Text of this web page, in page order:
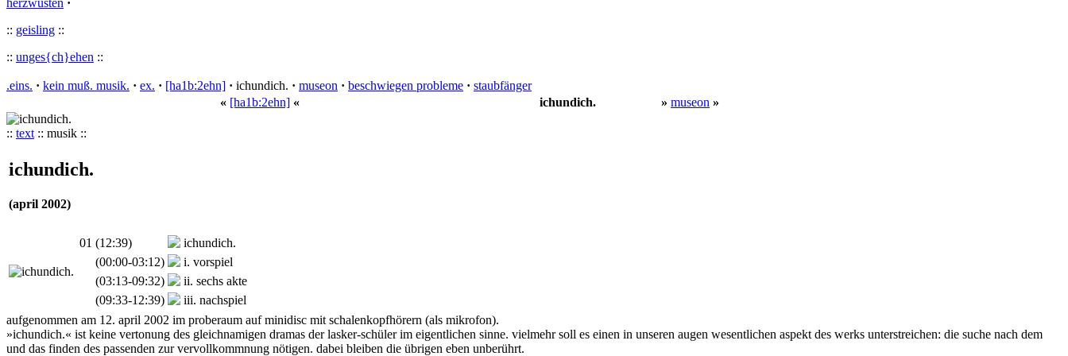
herzwüsten ·
:: geisling ::
:: unges{ch}ehen ::
.eins. · kein muß. musik. · ex. · [ha1b:2ehn] · ichundich. · museon · beschwiegen probleme · staubfänger
« [ha1b:2ehn] « ichundich. » museon »
:: text :: musik ::
ichundich.
(april 2002)
01 (12:39)
ichundich.
(00:00-03:12)
i. vorspiel
(03:13-09:32)
ii. sechs akte
(09:33-12:39)
iii. nachspiel
aufgenommen am 12. april 2002 im proberaum auf minidisc mit schalenkopfhörern (als mikrofon).
»ichundich.« ist keine vertonung des gleichnamigen dramas der lasker-schüler im eigentlichen sinne. vielmehr soll es einen in unseren augen wesentlichen aspekt des werks unterstreichen: die suche nach dem
und das finden des passenden zur vervollkommnung nötigen. dabei bleiben die übrigen eben unberührt.